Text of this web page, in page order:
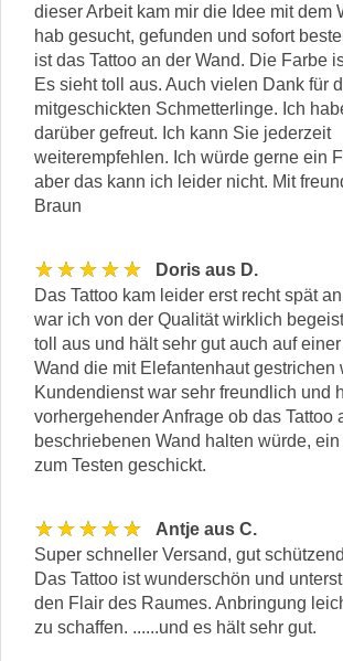
dieser Arbeit kam mir die Idee mit dem
hab gesucht, gefunden und sofort
ist das Tattoo an der Wand. Die Farbe
Es sieht toll aus. Auch vielen Dank für
mitgeschickten Schmetterlinge. Ich
darüber gefreut. Ich kann Sie jederzeit
weiterempfehlen. Ich würde gerne ein
aber das kann ich leider nicht. Mit
Braun
★★★★★
Doris aus D.
Das Tattoo kam leider erst recht spät
war ich von der Qualität wirklich
toll aus und hält sehr gut auch auf
Wand die mit Elefantenhaut gestrichen
Kundendienst war sehr freundlich und
vorhergehender Anfrage ob das Tattoo
beschriebenen Wand halten würde,
zum Testen geschickt.
★★★★★
Antje aus C.
Super schneller Versand, gut
Das Tattoo ist wunderschön und
den Flair des Raumes. Anbringung
zu schaffen. ......und es hält sehr gut.